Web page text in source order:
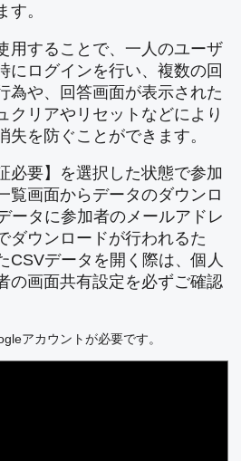
。
用することで、一人のユーザ
にログインを行い、複数の回
為や、回答画面が表示された
クリアやリセットなどにより
失を防ぐことができます。
必要】を選択した状態で参加
覧画面からデータのダウンロ
ータに参加者のメールアドレ
ダウンロードが行われるた
CSVデータを開く際は、個人
の画面共有設定を必ずご確認
アカウントが必要です。